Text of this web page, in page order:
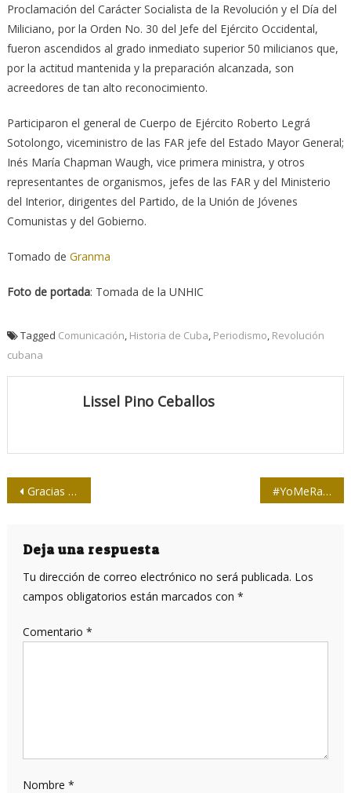
Proclamación del Carácter Socialista de la Revolución y el Día del
Miliciano, por la Orden No. 30 del Jefe del Ejército Occidental,
fueron ascendidos al grado inmediato superior 50 milicianos que,
por la actitud mantenida y la preparación alcanzada, son
acreedores de tan alto reconocimiento.
Participaron el general de Cuerpo de Ejército Roberto Legrá
Sotolongo, viceministro de las FAR jefe del Estado Mayor General;
Inés María Chapman Waugh, vice primera ministra, y otros
representantes de organismos, jefes de las FAR y del Ministerio
del Interior, dirigentes del Partido, de la Unión de Jóvenes
Comunistas y del Gobierno.
Tomado de Granma
Foto de portada: Tomada de la UNHIC
Tagged Comunicación Historia de Cuba Periodismo Revolución
cubana
Lissel Pino Ceballos
Navegación
entradas
Gracias siempre a Mario Menéndez #YoMeRapoXPalestina: Pasar por tu cuerpo el dolor ajeno
Deja una respuesta
Tu dirección de correo electrónico no será publicada. Los
campos obligatorios están marcados con *
Comentario *
Nombre *